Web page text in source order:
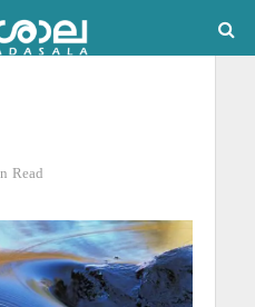
Read